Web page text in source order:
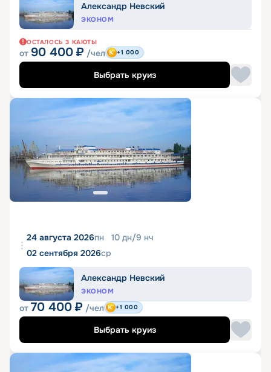
Александр Невский
ЭКОНОМ
ОСТАЛОСЬ 3 КАЮТЫ
от 90 400 ₽ /чел +1 000
Выбрать круиз
24 августа 2026пн 10 дн/9 нч
02 сентября 2026ср
Александр Невский
ЭКОНОМ
от 70 400 ₽ /чел +1 000
Выбрать круиз